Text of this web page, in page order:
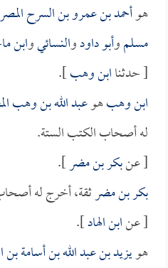
هوأحمد بن عمرو بن السرح
مسلموأبو داودوالنسائيوابن
[ حدثناابن وهب].
ابن وهبهوعبد الله بن وهب
له أصحاب الكتب الستة.
[ عنبكر بن مضر].
بكر بن مضرثقة، أخرج له
[ عنابن الهاد].
هويزيد بن عبد الله بن أسامة بن